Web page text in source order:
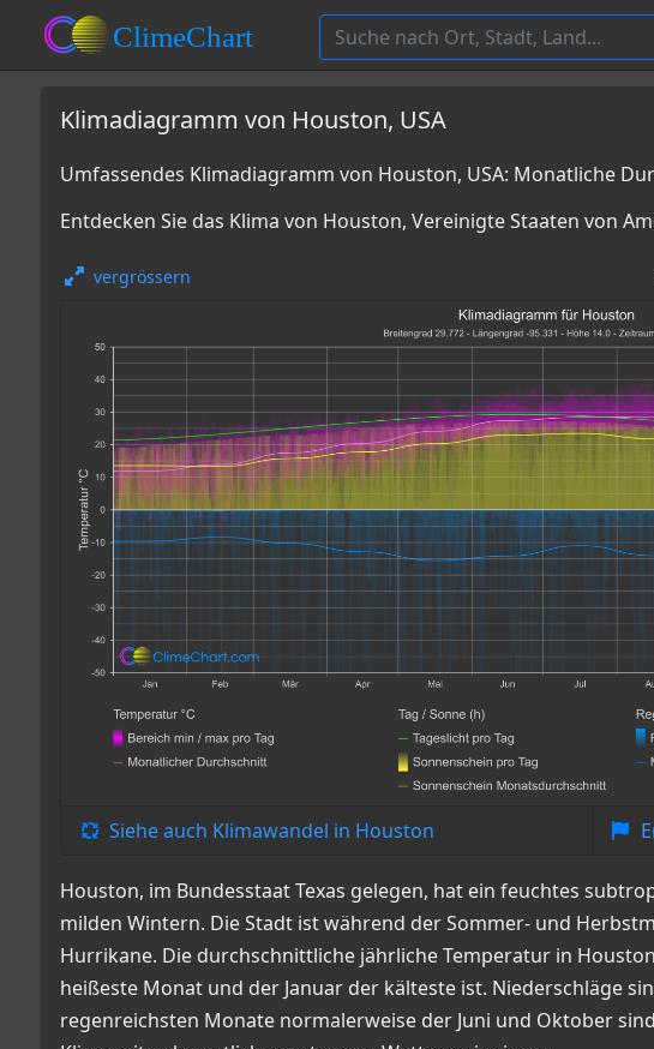
Klimadiagramm von Houston, USA
Umfassendes Klimadiagramm von Houston, USA: Monatliche
Entdecken Sie das Klima von Houston, Vereinigte Staaten von
vergrössern
Siehe auch Klimawandel in Houston
Houston, im Bundesstaat Texas gelegen, hat ein feuchtes
milden Wintern. Die Stadt ist während der Sommer- und
Hurrikane. Die durchschnittliche jährliche Temperatur in
heißeste Monat und der Januar der kälteste ist. Niederschläge
regenreichsten Monate normalerweise der Juni und Oktober